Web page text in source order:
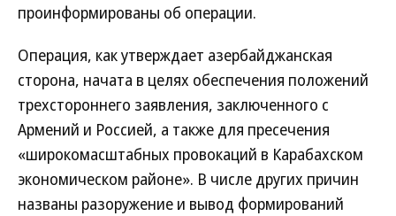
проинформированы об операции.
Операция, как утверждает азербайджанская
сторона, начата в целях обеспечения положений
трехстороннего заявления, заключенного с
Армений и Россией, а также для пресечения
«широкомасштабных провокаций в Карабахском
экономическом районе». В числе других причин
названы разоружение и вывод формирований